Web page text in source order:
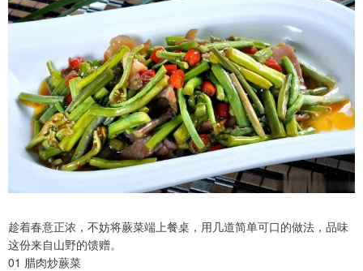
趁着春意正浓，不妨将蕨菜端上餐桌，用几道简单可口的做法，品味
这份来自山野的馈赠。
01 腊肉炒蕨菜